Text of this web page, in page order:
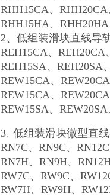
RHH15CA、
RHH15HA、
2、低组装滑块直线导
REH15CA、REH20CA
REH15SA、REH20SA
REW15CA、
REW15CA、
REW15SA、
3、 低组装滑块微型直
RN7C、RN9C、
RN7H、RN9H、
RW7C、RW9C、
RW7H、RW9H、